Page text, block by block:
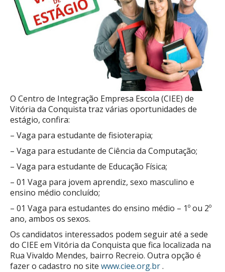
O Centro de Integração Empresa Escola (CIEE) de
Vitória da Conquista traz várias oportunidades de
estágio, confira:
– Vaga para estudante de fisioterapia;
– Vaga para estudante de Ciência da Computação;
– Vaga para estudante de Educação Física;
– 01 Vaga para jovem aprendiz, sexo masculino e
ensino médio concluído;
– 01 Vaga para estudantes do ensino médio – 1º ou 2º
ano, ambos os sexos.
Os candidatos interessados podem seguir até a sede
do CIEE em Vitória da Conquista que fica localizada na
Rua Vivaldo Mendes, bairro Recreio. Outra opção é
fazer o cadastro no site www.ciee.org.br.